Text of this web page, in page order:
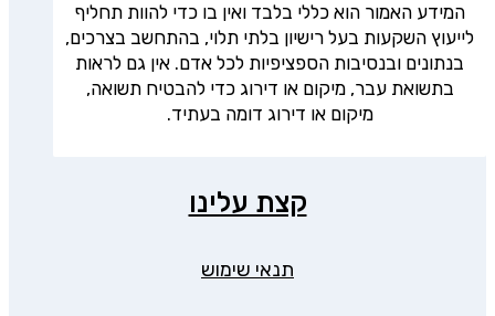
המידע האמור הוא כללי בלבד ואין בו כדי להוות תחליף
לייעוץ השקעות בעל רישיון בלתי תלוי, בהתחשב בצרכים,
בנתונים ובנסיבות הספציפיות לכל אדם. אין גם לראות
בתשואת עבר, מיקום או דירוג כדי להבטיח תשואה,
מיקום או דירוג דומה בעתיד.
קצת עלינו
תנאי שימוש